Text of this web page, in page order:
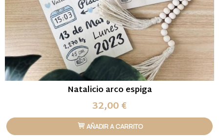
Natalicio arco espiga
32,00 €
AÑADIR A CARRITO